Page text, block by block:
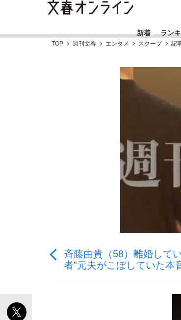
新着 ラン
「90%は失敗する。でも…」
お
#
TOP 週刊文春 エンタメ スクープ 記
斉藤由貴（58）離婚して
者”元夫がこぼしていた本